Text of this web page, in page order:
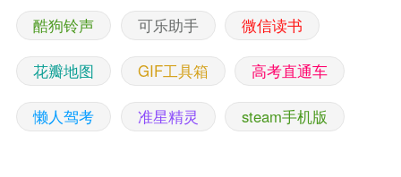
酷狗铃声 可乐助手 微信读书
花瓣地图 GIF工具箱 高考直通车
懒人驾考 准星精灵 steam手机版